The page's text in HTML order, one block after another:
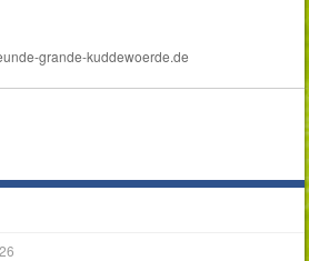
grande-kuddewoerde.de